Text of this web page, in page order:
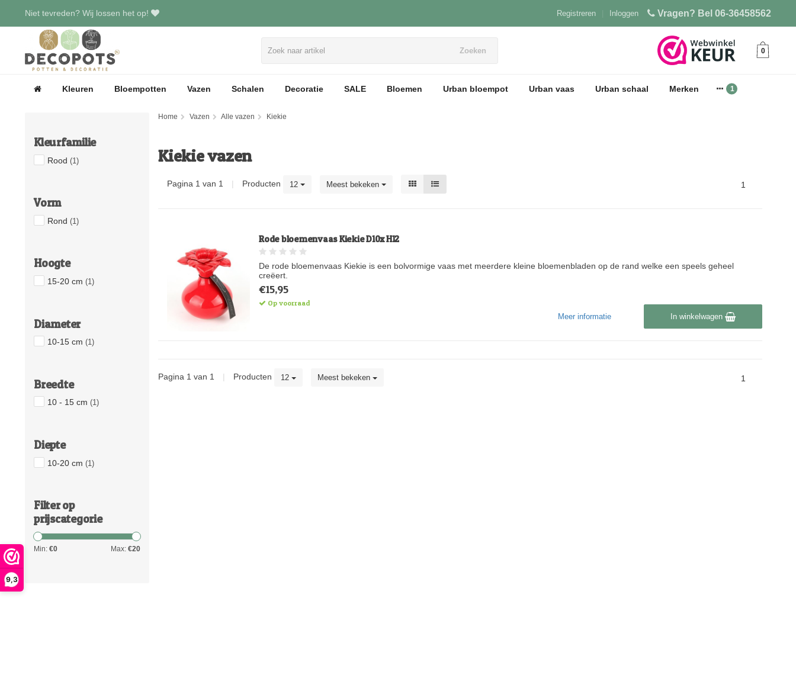
9,3
Niet tevreden? Wij lossen het op! Vragen? Bel 06-36458562
Inloggen
Registreren
Zoeken 0
Kleuren Bloempotten Vazen Schalen Decoratie SALE Bloemen Urban bloempot Urban vaas Urban schaal Merken
Kleurfamilie
Rood (1)
Vorm
Rond (1)
Hoogte
15-20 cm (1)
Diameter
10-15 cm (1)
Breedte
10 - 15 cm (1)
Diepte
10-20 cm (1)
Filter op
prijscategorie
Min: €0 Max: €20
Home Vazen Alle vazen Kiekie
Kiekie vazen
Pagina 1 van 1 | Producten 12 Meest bekeken 1
Rode bloemenvaas Kiekie D10x H12
De rode bloemenvaas Kiekie is een bolvormige vaas met meerdere kleine bloemenbladen op de rand welke een speels geheel
creëert.
€15,95
Op voorraad
In winkelwagen
Meer informatie
Pagina 1 van 1 | Producten 12 Meest bekeken 1